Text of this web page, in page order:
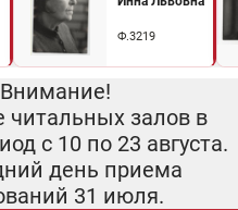
Ф.3219
Внимание!
читальных залов в
с 10 по 23 августа.
день приема
31 июля.